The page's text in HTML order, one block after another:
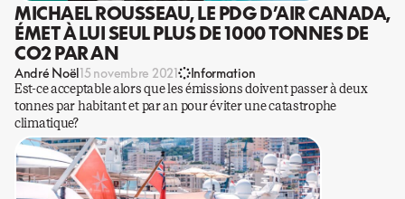
MICHAEL ROUSSEAU, LE PDG D’AIR CANADA,
ÉMET À LUI SEUL PLUS DE 1000 TONNES DE
CO2 PAR AN
André Noël15 novembre 2021 Information
Est-ce acceptable alors que les émissions doivent passer à deux
tonnes par habitant et par an pour éviter une catastrophe
climatique?